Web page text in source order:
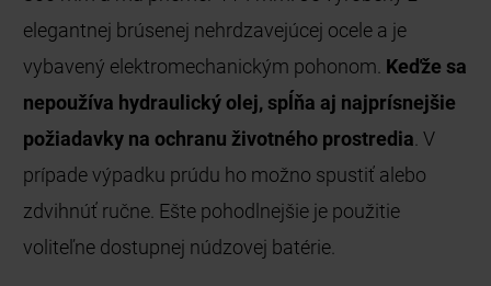
elegantnej brúsenej nehrdzavejúcej ocele a je
vybavený elektromechanickým pohonom. Keďže sa
nepoužíva hydraulický olej, spĺňa aj najprísnejšie
požiadavky na ochranu životného prostredia . V
prípade výpadku prúdu ho možno spustiť alebo
zdvihnúť ručne. Ešte pohodlnejšie je použitie
voliteľne dostupnej núdzovej batérie.